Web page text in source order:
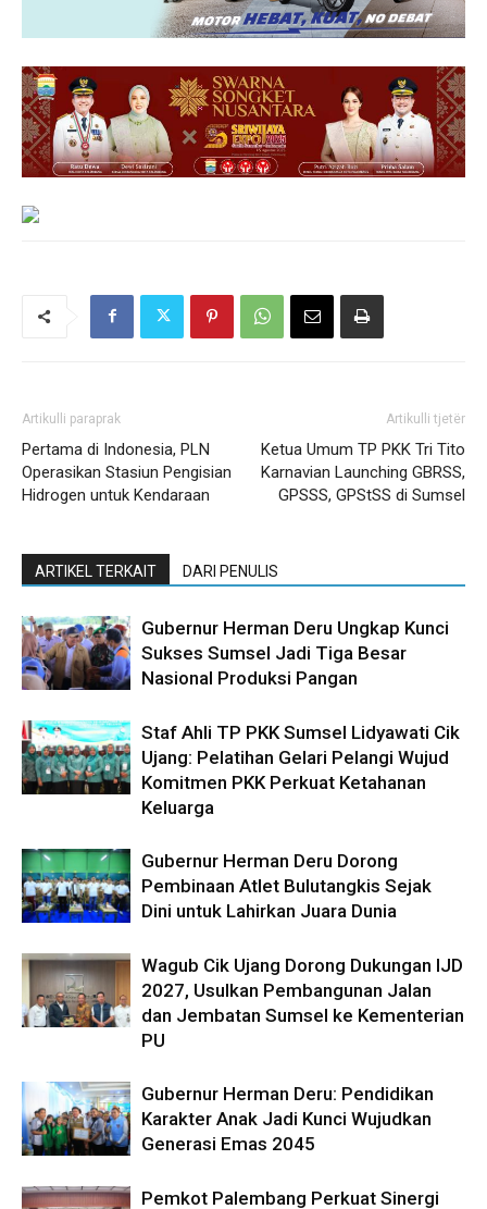
Artikulli paraprak
Pertama di Indonesia, PLN
Operasikan Stasiun Pengisian
Hidrogen untuk Kendaraan
Artikulli tjetër
Ketua Umum TP PKK Tri Tito
Karnavian Launching GBRSS,
GPSSS, GPStSS di Sumsel
ARTIKEL TERKAIT DARI PENULIS
Gubernur Herman Deru Ungkap Kunci
Sukses Sumsel Jadi Tiga Besar
Nasional Produksi Pangan
Staf Ahli TP PKK Sumsel Lidyawati Cik
Ujang: Pelatihan Gelari Pelangi Wujud
Komitmen PKK Perkuat Ketahanan
Keluarga
Gubernur Herman Deru Dorong
Pembinaan Atlet Bulutangkis Sejak
Dini untuk Lahirkan Juara Dunia
Wagub Cik Ujang Dorong Dukungan IJD
2027, Usulkan Pembangunan Jalan
dan Jembatan Sumsel ke Kementerian
PU
Gubernur Herman Deru: Pendidikan
Karakter Anak Jadi Kunci Wujudkan
Generasi Emas 2045
Pemkot Palembang Perkuat Sinergi